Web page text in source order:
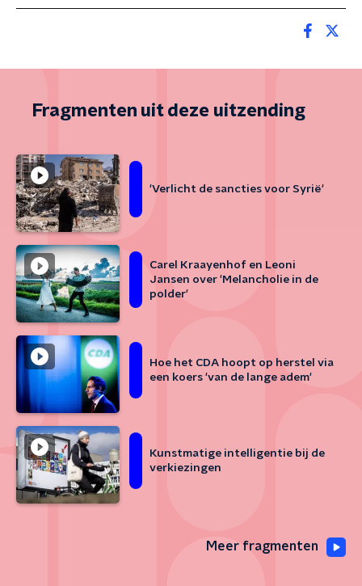
Fragmenten uit deze uitzending
'Verlicht de sancties voor Syrië'
Carel Kraayenhof en Leoni
Jansen over 'Melancholie in de
polder'
Hoe het CDA hoopt op herstel via
een koers 'van de lange adem'
Kunstmatige intelligentie bij de
verkiezingen
Meer fragmenten